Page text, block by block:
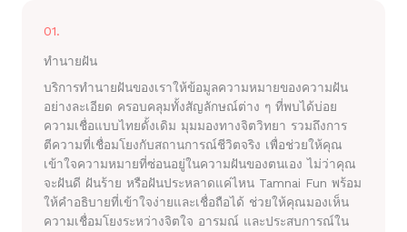
01.
ทำนายฝัน
บริการทำนายฝันของเราให้ข้อมูลความหมายของความฝัน
อย่างละเอียด ครอบคลุมทั้งสัญลักษณ์ต่าง ๆ ที่พบได้บ่อย
ความเชื่อแบบไทยดั้งเดิม มุมมองทางจิตวิทยา รวมถึงการ
ตีความที่เชื่อมโยงกับสถานการณ์ชีวิตจริง เพื่อช่วยให้คุณ
เข้าใจความหมายที่ซ่อนอยู่ในความฝันของตนเอง ไม่ว่าคุณ
จะฝันดี ฝันร้าย หรือฝันประหลาดแค่ไหน Tamnai Fun พร้อม
ให้คำอธิบายที่เข้าใจง่ายและเชื่อถือได้ ช่วยให้คุณมองเห็น
ความเชื่อมโยงระหว่างจิตใจ อารมณ์ และประสบการณ์ใน